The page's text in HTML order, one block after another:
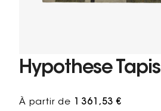
Hypothese Tapis
À partir de 1 361,53 €